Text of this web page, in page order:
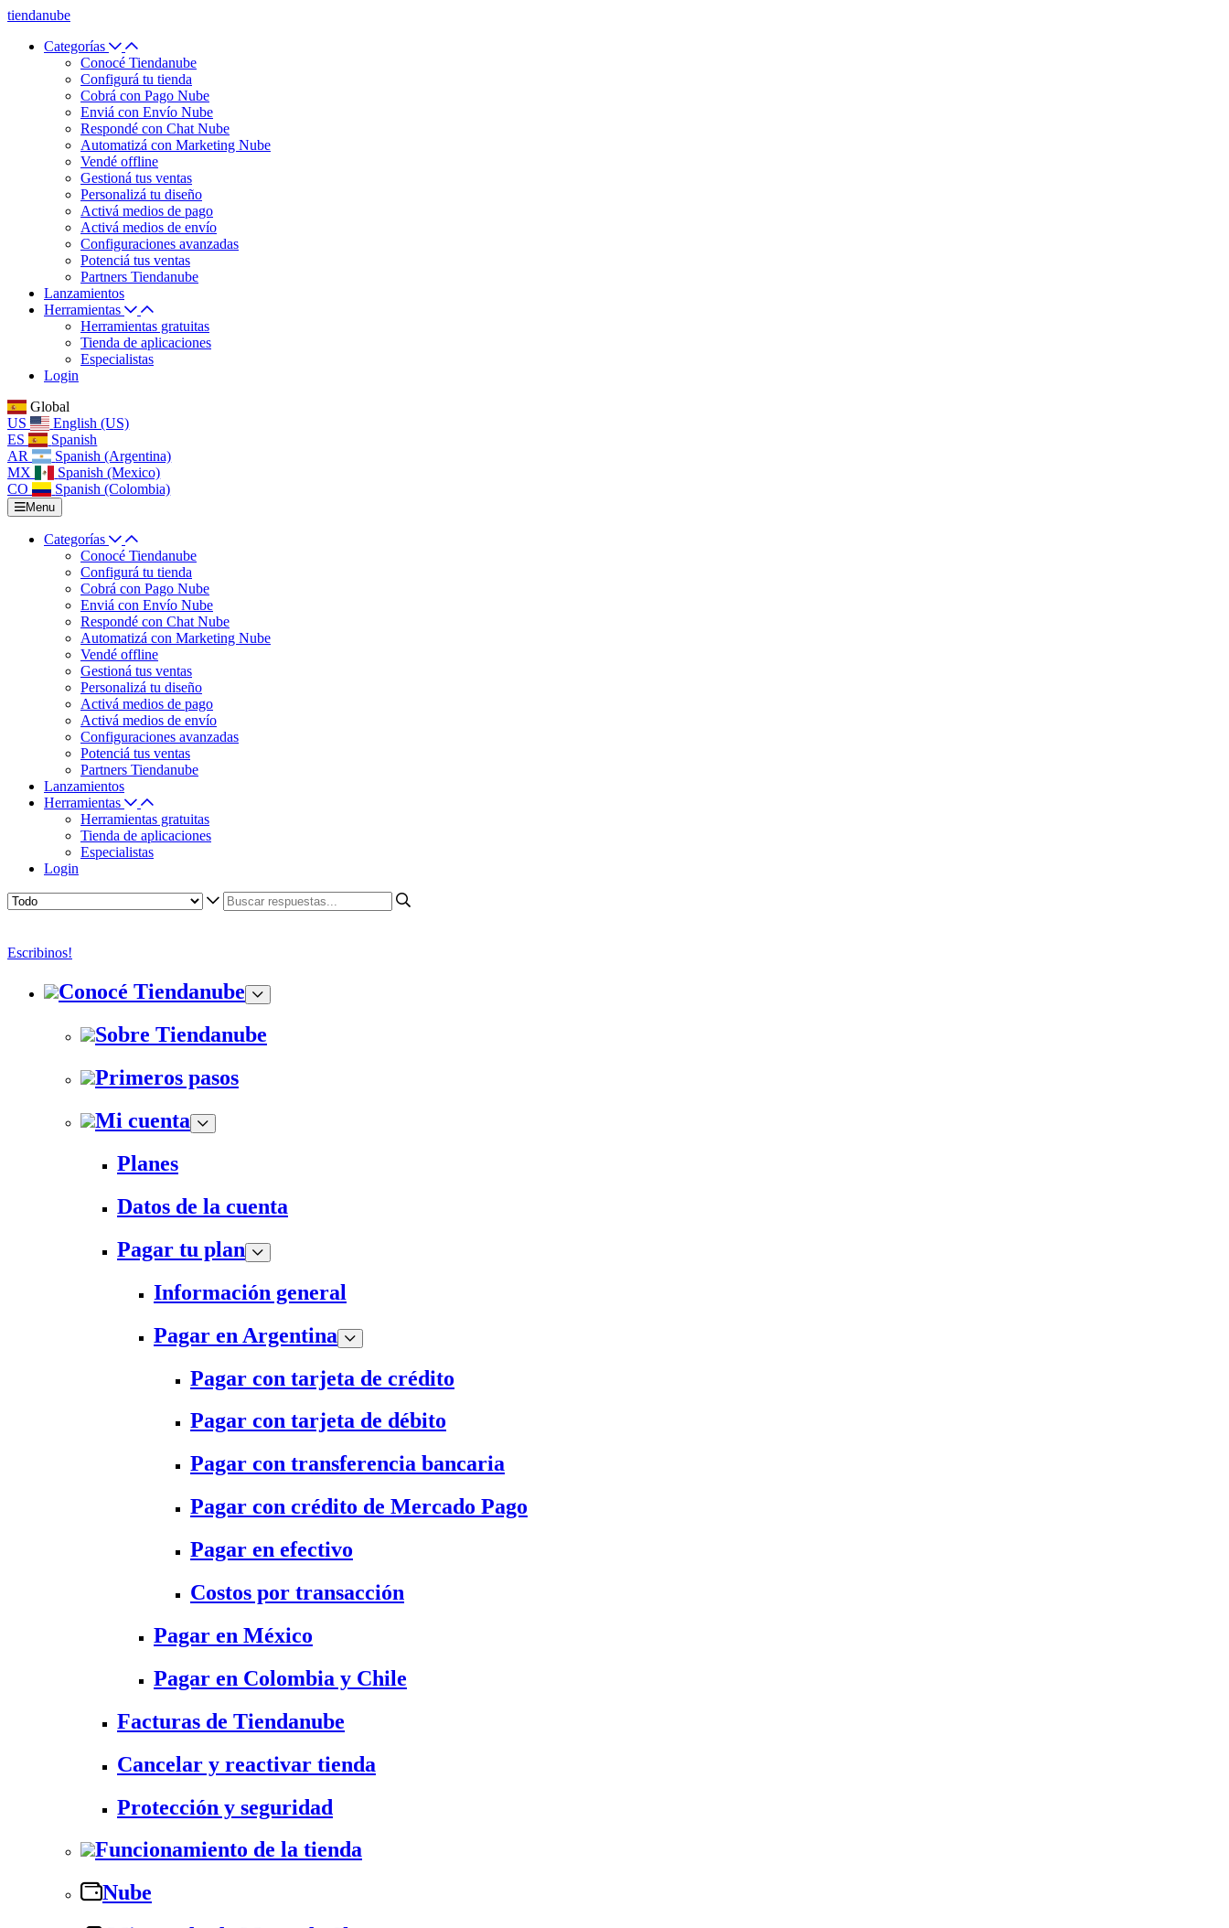
tiendanube
Categorías
Conocé Tiendanube
Configurá tu tienda
Cobrá con Pago Nube
Enviá con Envío Nube
Respondé con Chat Nube
Automatizá con Marketing Nube
Vendé offline
Gestioná tus ventas
Personalizá tu diseño
Activá medios de pago
Activá medios de envío
Configuraciones avanzadas
Potenciá tus ventas
Partners Tiendanube
Lanzamientos
Herramientas
Herramientas gratuitas
Tienda de aplicaciones
Especialistas
Login
Global
US
English (US)
ES
Spanish
AR
Spanish (Argentina)
MX
Spanish (Mexico)
CO
Spanish (Colombia)
Menu
Categorías
Conocé Tiendanube
Configurá tu tienda
Cobrá con Pago Nube
Enviá con Envío Nube
Respondé con Chat Nube
Automatizá con Marketing Nube
Vendé offline
Gestioná tus ventas
Personalizá tu diseño
Activá medios de pago
Activá medios de envío
Configuraciones avanzadas
Potenciá tus ventas
Partners Tiendanube
Lanzamientos
Herramientas
Herramientas gratuitas
Tienda de aplicaciones
Especialistas
Login
Escribinos!
Conocé Tiendanube
Sobre Tiendanube
Primeros pasos
Mi cuenta
Planes
Datos de la cuenta
Pagar tu plan
Información general
Pagar en Argentina
Pagar con tarjeta de crédito
Pagar con tarjeta de débito
Pagar con transferencia bancaria
Pagar con crédito de Mercado Pago
Pagar en efectivo
Costos por transacción
Pagar en México
Pagar en Colombia y Chile
Facturas de Tiendanube
Cancelar y reactivar tienda
Protección y seguridad
Funcionamiento de la tienda
Nube